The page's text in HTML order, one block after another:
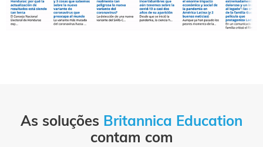
As soluções Britannica Education
contam com